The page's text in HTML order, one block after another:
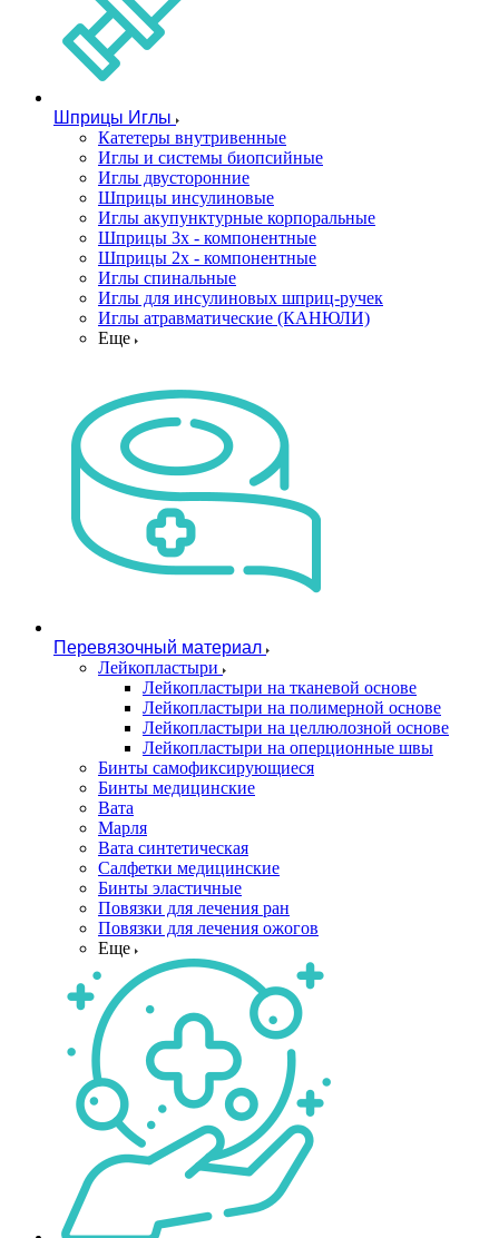
Шприцы Иглы
Катетеры внутривенные
Иглы и системы биопсийные
Иглы двусторонние
Шприцы инсулиновые
Иглы акупунктурные корпоральные
Шприцы 3х - компонентные
Шприцы 2х - компонентные
Иглы спинальные
Иглы для инсулиновых шприц-ручек
Иглы атравматические (КАНЮЛИ)
Еще
Перевязочный материал
Лейкопластыри
Лейкопластыри на тканевой основе
Лейкопластыри на полимерной основе
Лейкопластыри на целлюлозной основе
Лейкопластыри на оперционные швы
Бинты самофиксирующиеся
Бинты медицинские
Вата
Марля
Вата синтетическая
Салфетки медицинские
Бинты эластичные
Повязки для лечения ран
Повязки для лечения ожогов
Еще